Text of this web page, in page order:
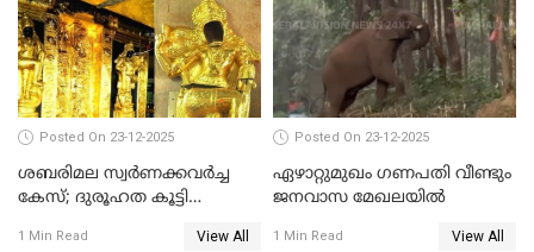
Posted On 23-12-2025
ശബരിമല സ്വര്‍ണക്കവര്‍ച്ച
കേസ്; ദുരൂഹത കൂട്ടി
1 Min Read View All
Posted On 23-12-2025
ഏഴാറ്റുമുഖം ഗണപതി വീണ്ടും
ജനവാസ മേഖലയിൽ
1 Min Read View All